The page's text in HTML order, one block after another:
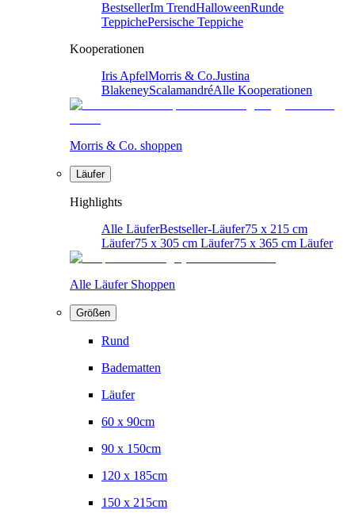
BestsellerIm TrendHalloweenRunde
TeppichePersische Teppiche
Kooperationen
Iris ApfelMorris & Co.Justina
BlakeneyScalamandréAlle Kooperationen
Morris & Co. shoppen
Läufer
Highlights
Alle LäuferBestseller-Läufer75 x 215 cm
Läufer75 x 305 cm Läufer75 x 365 cm Läufer
Alle Läufer Shoppen
Größen
Rund
Badematten
Läufer
60 x 90cm
90 x 150cm
120 x 185cm
150 x 215cm